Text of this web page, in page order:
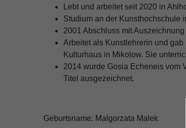
Lebt und arbeitet seit 2020 in
Studium an der Kunsthochschule
2001 Abschluss mit
Arbeitet als Kunstlehrerin und
Kulturhaus in Mikolow. Sie
2014 wurde Gosia Echeneis vom
Titel ausgezeichnet.
Geburtsname: Malgorzata Malek